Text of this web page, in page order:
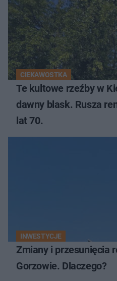
CIEKAWOSTKA
Te kultowe rzeźby w
dawny blask. Rusza
lat 70.
INWESTYCJE
Zmiany i przesunięcia
Gorzowie. Dlaczego?